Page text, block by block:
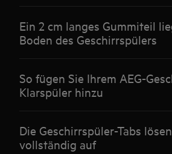
Ein 2 cm langes Gummiteil
Boden des Geschirrspülers
So fügen Sie Ihrem AEG-
Klarspüler hinzu
Die Geschirrspüler-Tabs
vollständig auf